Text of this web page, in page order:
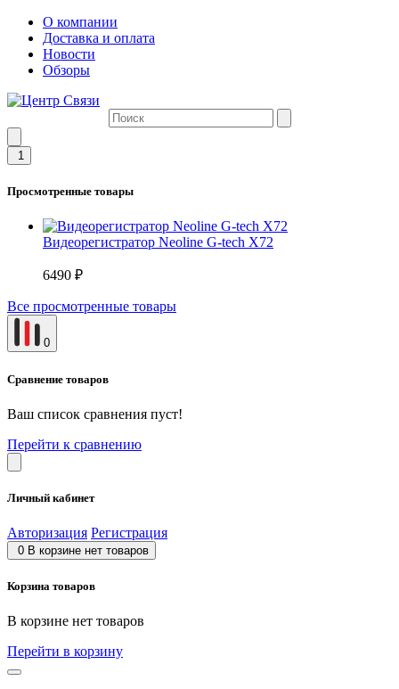
О компании
Доставка и оплата
Новости
Обзоры
1
Просмотренные товары
Видеорегистратор Neoline G-tech X72
6490 ₽
Все просмотренные товары
0
Сравнение товаров
Ваш список сравнения пуст!
Перейти к сравнению
Личный кабинет
Авторизация Регистрация
0 В корзине нет товаров
Корзина товаров
В корзине нет товаров
Перейти в корзину